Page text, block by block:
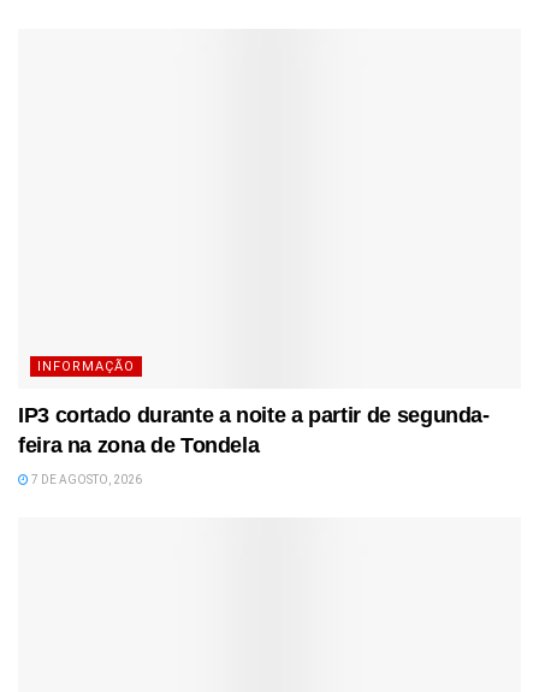
INFORMAÇÃO
IP3 cortado durante a noite a partir de segunda-
feira na zona de Tondela
7 DE AGOSTO, 2026